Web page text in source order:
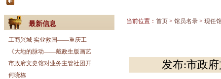
最新信息
工商兴城 实业救国——重庆工
《大地的脉动——戴政生版画艺
市政府文史馆对业务主管社团开
何晓栋
当前位置： 首页 > 馆员名录 > 现任
发布:市政